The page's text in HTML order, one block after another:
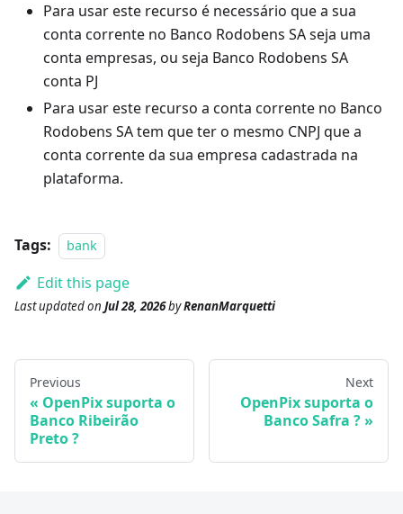
Para usar este recurso é necessário que a sua
conta corrente no Banco Rodobens SA seja uma
conta empresas, ou seja Banco Rodobens SA
conta PJ
Para usar este recurso a conta corrente no Banco
Rodobens SA tem que ter o mesmo CNPJ que a
conta corrente da sua empresa cadastrada na
plataforma.
Tags: bank
Edit this page
Last updatedon Jul 28, 2026byRenanMarquetti
Previous
OpenPix suporta o
Banco Ribeirão
Preto ?
Next
OpenPix suporta o
Banco Safra ?